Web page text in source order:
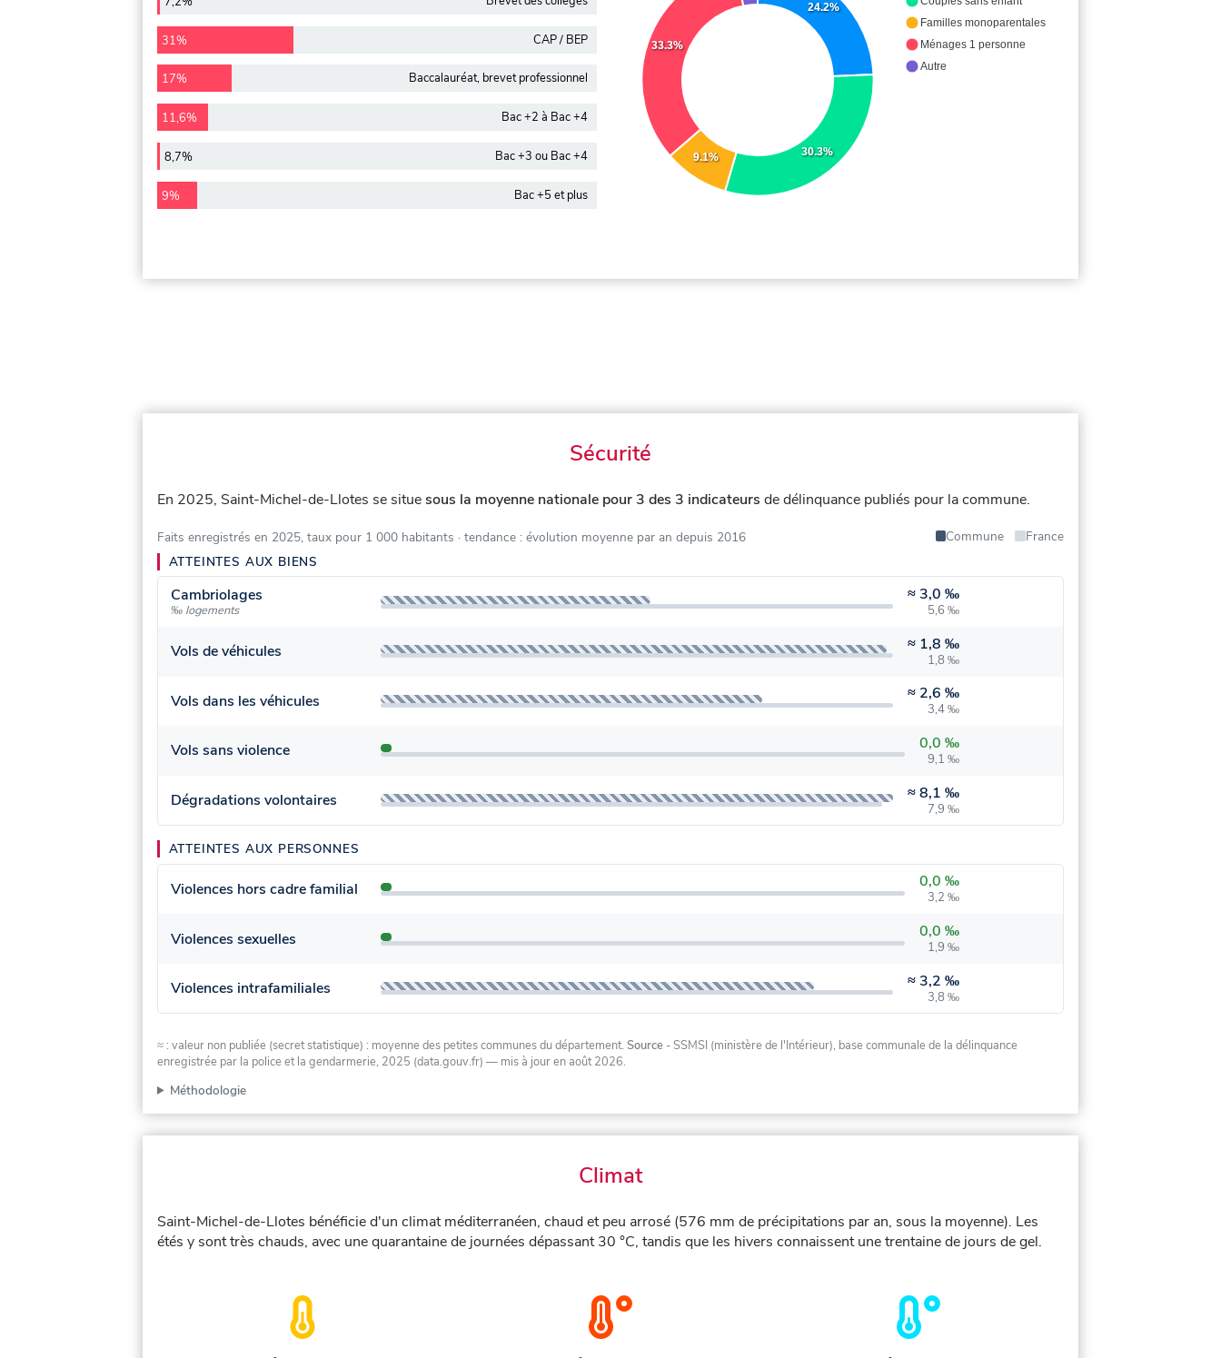
31% CAP / BEP
17% Baccalauréat, brevet professionnel
11,6% Bac +2 à Bac +4
8,7% Bac +3 ou Bac +4
9% Bac +5 et plus
24.2%
30.3%
9.1%
33.3%
Familles monoparentales
Ménages 1 personne
Autre
Sécurité
En 2025, Saint-Michel-de-Llotes se situesous la moyenne nationale pour 3 des 3 indicateurs de délinquance publiés pour la commune.
Faits enregistrés en 2025, taux pour 1 000 habitants · tendance : évolution moyenne par an depuis 2016 Commune
France
ATTEINTES AUX BIENS
Cambriolages
‰ logements
≈ 3,0 ‰
5,6 ‰
Vols de véhicules ≈ 1,8 ‰
1,8 ‰
Vols dans les véhicules ≈ 2,6 ‰
3,4 ‰
Vols sans violence 0,0 ‰
9,1 ‰
Dégradations volontaires ≈8,1 ‰
7,9 ‰
ATTEINTES AUX PERSONNES
Violences hors cadre familial 0,0 ‰
3,2 ‰
Violences sexuelles 0,0 ‰
1,9 ‰
Violences intrafamiliales ≈ 3,2 ‰
3,8 ‰
≈ : valeur non publiée (secret statistique) : moyenne des petites communes du département. Source - SSMSI (ministère de l'Intérieur), base communale de la délinquance
enregistrée par la police et la gendarmerie, 2025 (data.gouv.fr) — mis à jour en août 2026.
Méthodologie
Climat
Saint-Michel-de-Llotes bénéficie d'un climat méditerranéen, chaud et peu arrosé (576 mm de précipitations par an, sous la moyenne). Les
étés y sont très chauds, avec une quarantaine de journées dépassant 30 °C, tandis que les hivers connaissent une trentaine de jours de gel.